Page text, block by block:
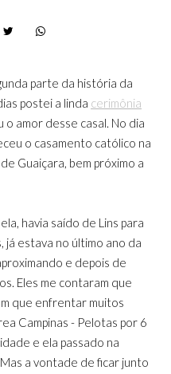
parte da história da
postei a linda cerimônia
o amor desse casal. No dia
o casamento católico na
Guaiçara, bem próximo a
havia saído de Lins para
já estava no último ano da
e depois de
Eles me contaram que
que enfrentar muitos
Campinas - Pelotas por 6
e ela passado na
a vontade de ficar junto